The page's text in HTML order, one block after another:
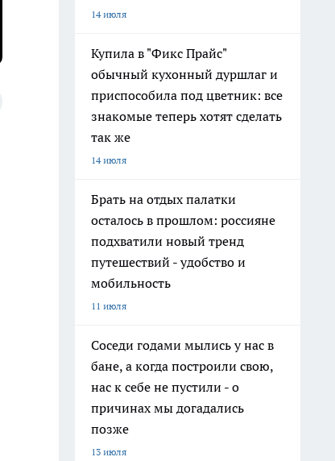
14 июля
Купила в "Фикс Прайс"
обычный кухонный дуршлаг и
приспособила под цветник: все
знакомые теперь хотят сделать
так же
14 июля
Брать на отдых палатки
осталось в прошлом: россияне
подхватили новый тренд
путешествий - удобство и
мобильность
11 июля
Соседи годами мылись у нас в
бане, а когда построили свою,
нас к себе не пустили - о
причинах мы догадались
позже
13 июля